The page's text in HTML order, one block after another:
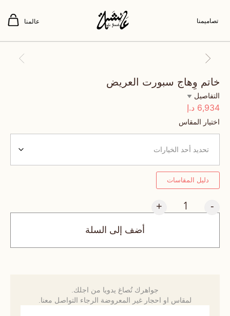
تصاميمنا عالمنا
خاتم وِهاج سبورت العريض
التفاصيل
6,934 د.إ
اختيار المقاس
دليل المقاسات
-
+
أضف إلى السلة
جواهرك تُصاغ يدويا من اجلك.
لمقاس او احجار غير المعروضة الرجاء التواصل معنا.